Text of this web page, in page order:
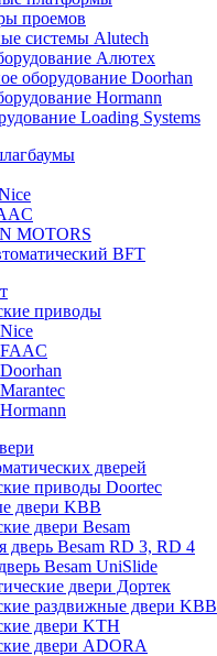
проемов
системы Alutech
Алютех
оборудование Doorhan
Hormann
Loading Systems
MOTORS
BFT
приводы
дверей
приводы Doortec
двери KBB
двери Besam
дверь Besam RD 3, RD 4
Besam UniSlide
двери Дортек
раздвижные двери KBB
двери KTH
двери ADORA